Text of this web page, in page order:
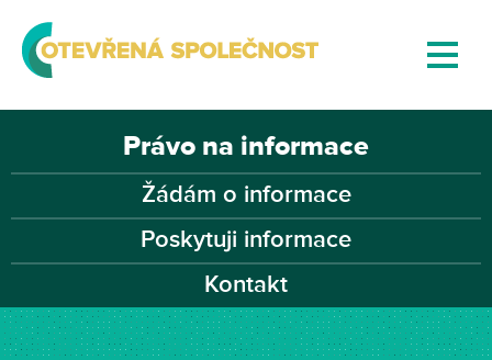
Právo na informace
Žádám o informace
Poskytuji informace
Kontakt